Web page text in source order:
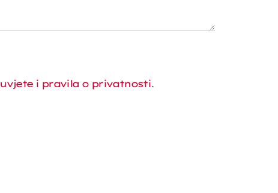
uvjete i pravila o privatnosti.